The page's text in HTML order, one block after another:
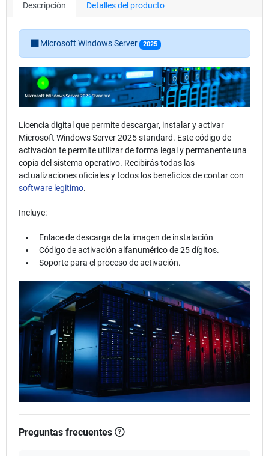
Descripción Detalles del producto
Microsoft Windows Server 2025
Licencia digital que permite descargar, instalar y activar
Microsoft Windows Server 2025 standard. Este código de
activación te permite utilizar de forma legal y permanente una
copia del sistema operativo. Recibirás todas las
actualizaciones oficiales y todos los beneficios de contar con
software legitimo.
Incluye:
Enlace de descarga de la imagen de instalación
Código de activación alfanumérico de 25 dígitos.
Soporte para el proceso de activación.
Preguntas frecuentes